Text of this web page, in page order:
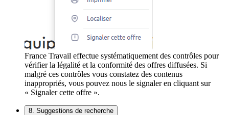
France Travail effectue systématiquement des contrôles pour
vérifier la légalité et la conformité des offres diffusées. Si
malgré ces contrôles vous constatez des contenus
inappropriés, vous pouvez nous le signaler en cliquant sur
« Signaler cette offre ».
8. Suggestions de recherche